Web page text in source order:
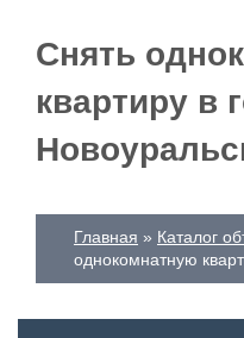
Снять
квартиру в
Главная Каталог
однокомнатную